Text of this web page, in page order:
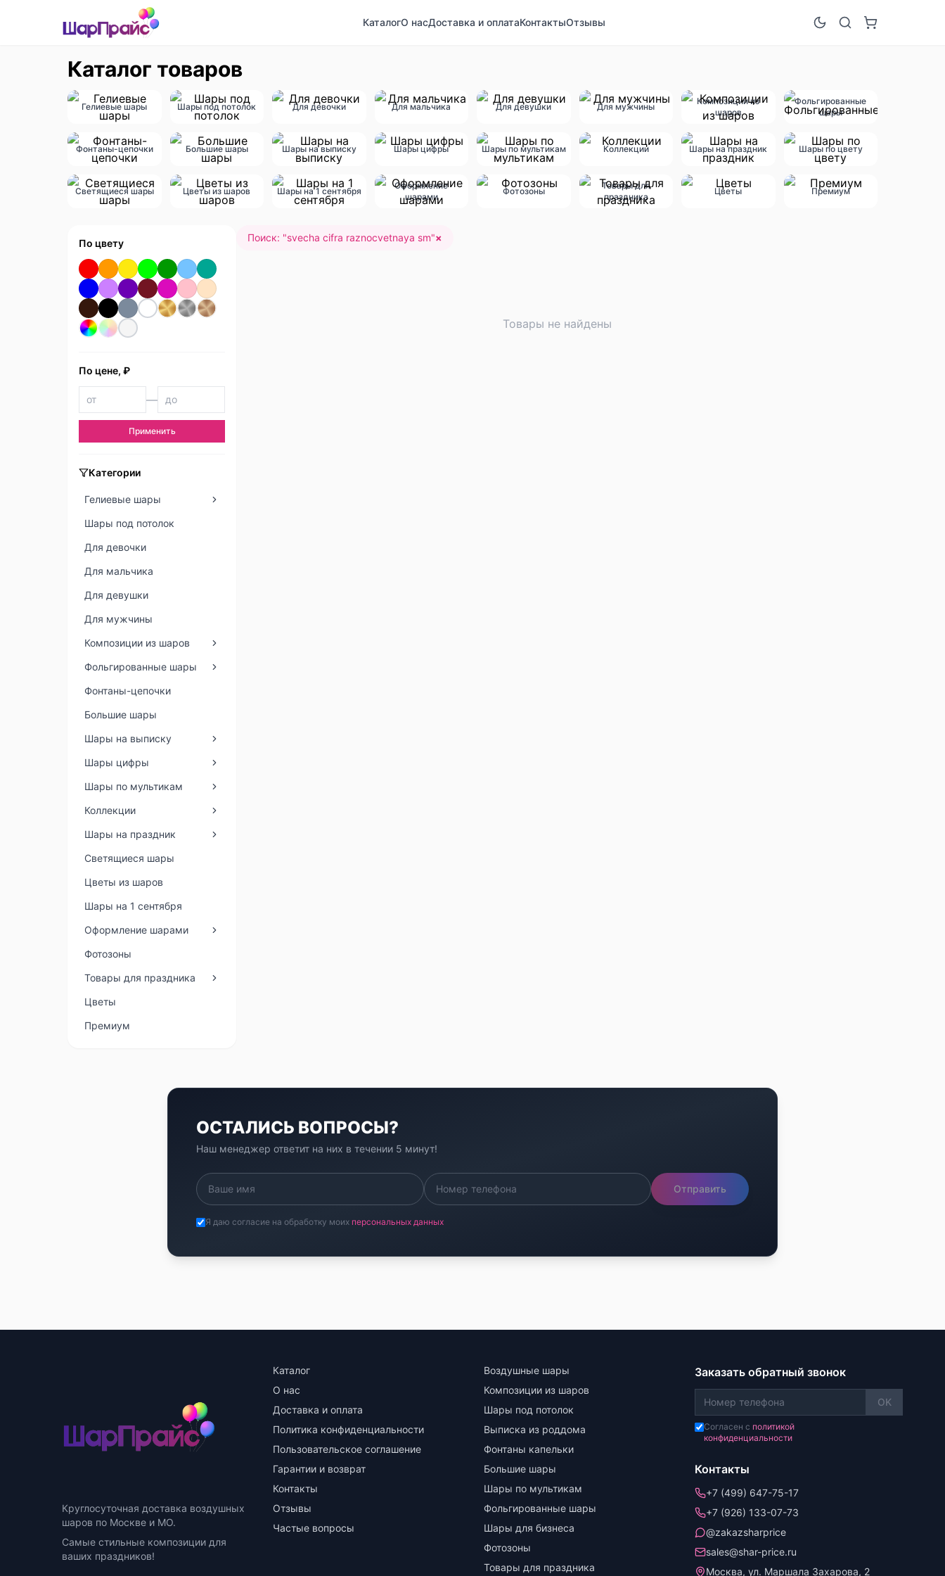
КаталогО насДоставка и оплатаКонтактыОтзывы
Каталог товаров
Гелиевые шары Шары под потолок Для девочки Для мальчика Для девушки Для мужчины
Композиции из
шаров
Фольгированные
шары
Фонтаны-цепочки Большие шары Шары на выписку Шары цифры Шары по мультикам Коллекции Шары на праздник Шары по цвету
Светящиеся шары Цветы из шаров Шары на 1 сентября
Оформление
шарами
Фотозоны
Товары для
праздника
Цветы Премиум
По цвету
По цене, ₽
—
Применить
Категории
Гелиевые шары
Шары под потолок
Для девочки
Для мальчика
Для девушки
Для мужчины
Композиции из шаров
Фольгированные шары
Фонтаны-цепочки
Большие шары
Шары на выписку
Шары цифры
Шары по мультикам
Коллекции
Шары на праздник
Светящиеся шары
Цветы из шаров
Шары на 1 сентября
Оформление шарами
Фотозоны
Товары для праздника
Цветы
Премиум
Поиск: "svecha cifra raznocvetnaya sm"×
Товары не найдены
ОСТАЛИСЬ ВОПРОСЫ?
Наш менеджер ответит на них в течении 5 минут!
Отправить
Я даю согласие на обработку моих персональных данных
Круглосуточная доставка воздушных
шаров по Москве и МО.
Самые стильные композиции для
ваших праздников!
Каталог
О нас
Доставка и оплата
Политика конфиденциальности
Пользовательское соглашение
Гарантии и возврат
Контакты
Отзывы
Частые вопросы
Воздушные шары
Композиции из шаров
Шары под потолок
Выписка из роддома
Фонтаны капельки
Большие шары
Шары по мультикам
Фольгированные шары
Шары для бизнеса
Фотозоны
Товары для праздника
Заказать обратный звонок
OK
Согласен с политикой
конфиденциальности
Контакты
+7 (499) 647-75-17
+7 (926) 133-07-73
@zakazsharprice
sales@shar-price.ru
Москва, ул. Маршала Захарова, 2